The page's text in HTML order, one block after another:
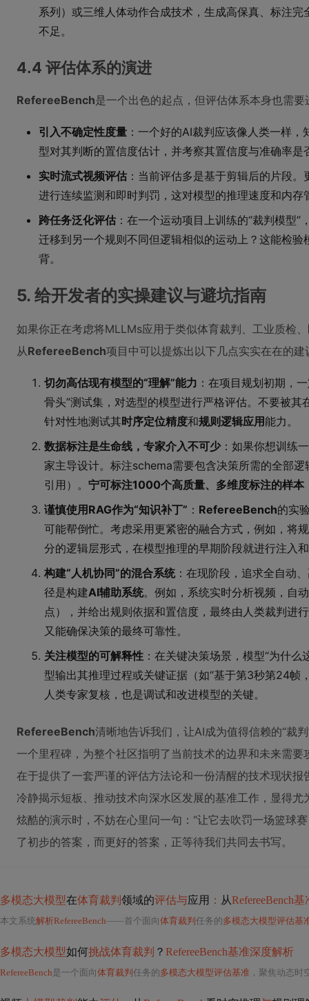
系列）或三维人体动作合成技术，生成高保真、标注
不足。
4.4 评估体系的演进
RefereeBench是一个出色的起点，但评估体系本身也需要
引入不确定性度量 ：一个好的AI裁判应该像人类一样
型对其判断的置信度估计，并考察其置信度与准确率是
实时流式视频评估 ：当前评估多是基于剪辑后的片段
进行连续监测和即时判罚，这对模型的推理速度和内存
跨任务泛化评估 ：在一个运动项目上训练的“裁判模型
迁移到另一个规则不同但逻辑相似的运动上？这能检验
背。
5. 给开发者的实操建议与避坑指南
如果你正在考虑将MLLMs应用于类似体育裁判、工业质检
从RefereeBench项目中可以提炼出以下几点实实在在的建
切勿高估现有模型的“理解”能力 ：在项目规划初期，
骨头”测试集，对选型的模型进行严格评估。不要被
针对性地测试其时序定位精度和规则逻辑应用能力。
数据标注是生命线，专家介入不可少：如果你想训练
家主导设计。标注schema需要包含决策所需的全部
引用）。 宁可标注1000个高质量、多维度标注的样
谨慎使用RAG作为“知识补丁” ： RefereeBench的实
可能帮倒忙。考虑采用更紧密的融合方式，例如，将
分的逻辑层形式，在模型推理的早期阶段就进行注入
构建“人机协同”的混合系统：在现阶段，追求全自动
径是构建AI辅助系统。例如，系统实时分析视频，自
点），并给出规则依据和置信度，最终由人类裁判进
又能确保决策的最终可靠性。
关注模型的可解释性 ：在关键决策场景，模型“为什
型输出其推理过程或关键证据（如“基于第3秒第24帧
人类专家复核，也是调试和改进模型的关键。
RefereeBench清晰地告诉我们，让AI成为值得信赖的“裁
一个里程碑，为整个社区指明了当前技术的边界和未来需
在于提供了一套严谨的评估方法论和一份清醒的技术现状
冷静揭示短板、推动技术向深水区发展的基准工作，显得
炫酷的演示时，不妨在心里问一句：“让它去吹罚一场篮球
了初步的答案，而更好的答案，正等待我们共同去书写。
多模态大模型在体育裁判 领域的评估与应用 ： 从RefereeBench基
本文系统解析RefereeBench——首个面向体育裁判 任务的多模态大模型评估基
多模态大模型如何挑战体育裁判 ？ RefereeBench基准深度解析
RefereeBench是一个面向体育裁判 任务的多模态大模型评估基准 ，聚焦动态时